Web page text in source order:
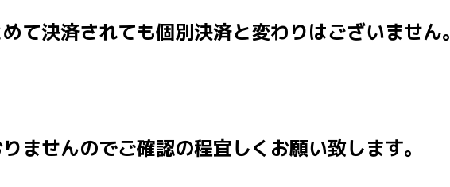
て決済されても個別決済と変わりはございません。
ませんのでご確認の程宜しくお願い致します。